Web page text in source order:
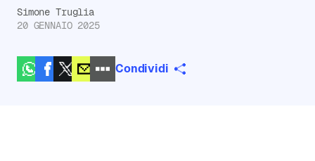
Simone Truglia
20 GENNAIO 2025
Condividi